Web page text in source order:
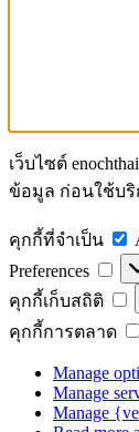
เว็บไซต์
ข้อมูล ก่อนใช้บริ
คุกกี้ที่จำเป็น
Preferences
คุกกี้เก็บสถิติ
คุกกี้การตลาด
Manage
Manage
Manage